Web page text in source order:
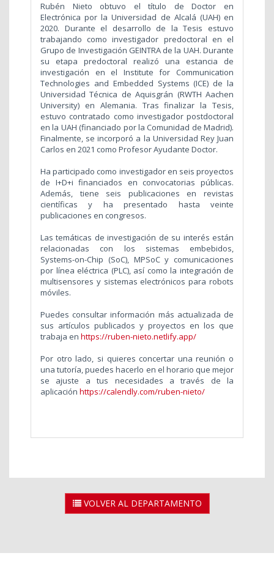
Rubén Nieto obtuvo el título de Doctor en
Electrónica por la Universidad de Alcalá (UAH) en
2020. Durante el desarrollo de la Tesis estuvo
trabajando como investigador predoctoral en el
Grupo de Investigación GEINTRA de la UAH. Durante
su etapa predoctoral realizó una estancia de
investigación en el Institute for Communication
Technologies and Embedded Systems (ICE) de la
Universidad Técnica de Aquisgrán (RWTH Aachen
University) en Alemania. Tras finalizar la Tesis,
estuvo contratado como investigador postdoctoral
en la UAH (financiado por la Comunidad de Madrid).
Finalmente, se incorporó a la Universidad Rey Juan
Carlos en 2021 como Profesor Ayudante Doctor.
Ha participado como investigador en seis proyectos
de I+D+i financiados en convocatorias públicas.
Además, tiene seis publicaciones en revistas
científicas y ha presentado hasta veinte
publicaciones en congresos.
Las temáticas de investigación de su interés están
relacionadas con los sistemas embebidos,
Systems-on-Chip (SoC), MPSoC y comunicaciones
por línea eléctrica (PLC), así como la integración de
multisensores y sistemas electrónicos para robots
móviles.
Puedes consultar información más actualizada de
sus artículos publicados y proyectos en los que
trabaja en https://ruben-nieto.netlify.app/
Por otro lado, si quieres concertar una reunión o
una tutoría, puedes hacerlo en el horario que mejor
se ajuste a tus necesidades a través de la
aplicación https://calendly.com/ruben-nieto/
VOLVER AL DEPARTAMENTO